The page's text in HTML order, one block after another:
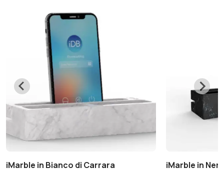
iMarble in Bianco di Carrara iMarble in